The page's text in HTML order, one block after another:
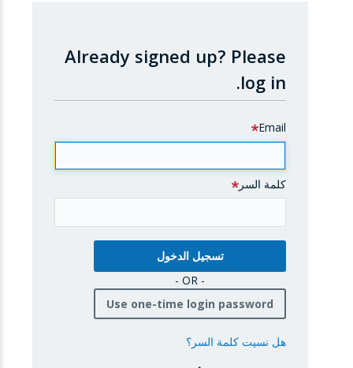
Already signed up? Please
log in.
Email
كلمة السر
- OR -
Use one-time login password
هل نسيت كلمة السر؟